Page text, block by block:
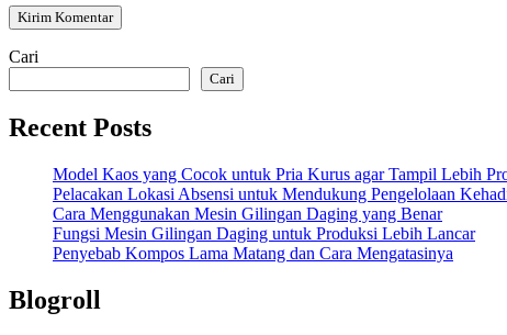
Cari
Cari
Recent Posts
Model Kaos yang Cocok untuk Pria Kurus agar Tampil Lebih
Pelacakan Lokasi Absensi untuk Mendukung Pengelolaan
Cara Menggunakan Mesin Gilingan Daging yang Benar
Fungsi Mesin Gilingan Daging untuk Produksi Lebih Lancar
Penyebab Kompos Lama Matang dan Cara Mengatasinya
Blogroll